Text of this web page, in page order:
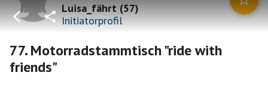
Luisa_fährt(57)
Initiatorprofil
77. Motorradstammtisch "ride with
friends"